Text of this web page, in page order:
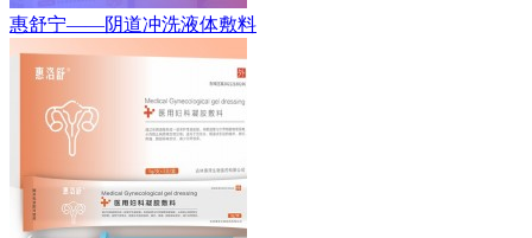
惠舒宁——阴道冲洗液体敷料